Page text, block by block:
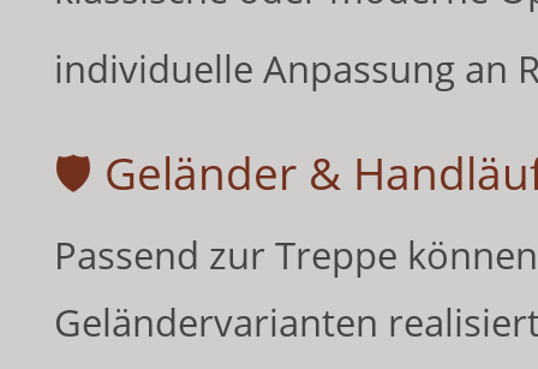
individuelle Anpassung an
🛡 Geländer &
Passend zur Treppe
Geländervarianten